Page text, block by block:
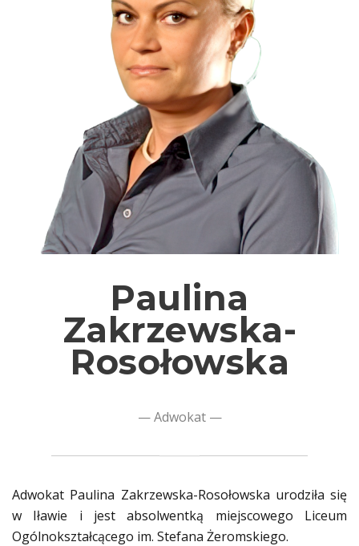
Paulina
Zakrzewska-
Rosołowska
—Adwokat —
Adwokat Paulina Zakrzewska-Rosołowska urodziła się
w Iławie i jest absolwentką miejscowego Liceum
Ogólnokształcącego im. Stefana Żeromskiego.